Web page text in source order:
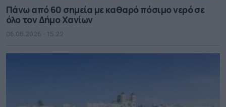
Πάνω από 60 σημεία με καθαρό πόσιμο νερό σε
όλο τον Δήμο Χανίων
06.08.2026 - 15.22